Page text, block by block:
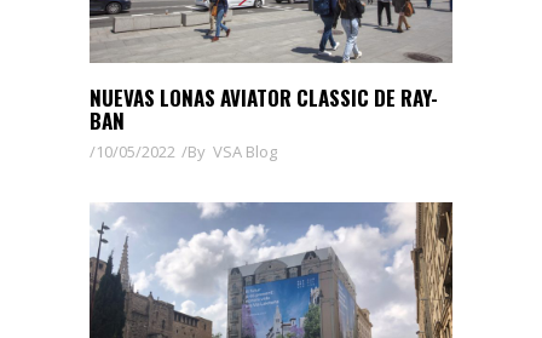
NUEVAS LONAS AVIATOR CLASSIC DE RAY-
BAN
10/05/2022 By VSA Blog